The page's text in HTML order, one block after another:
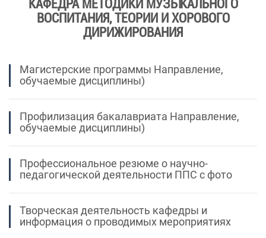
КАФЕДРА МЕТОДИКИ МУЗЫКАЛЬНОГО
ВОСПИТАНИЯ, ТЕОРИИ И ХОРОВОГО
ДИРИЖИРОВАНИЯ
Магистерские программы Направление,
обучаемые дисциплины)
Профилизация бакалавриата Направление,
обучаемые дисциплины)
Профессиональное резюме о научно-
педагогической деятельности ППС с фото
Творческая деятельность кафедры и
информация о проводимых мероприятиях